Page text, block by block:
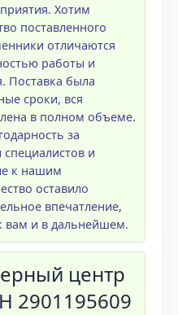
Хотим
поставленного
отличаются
работы и
Поставка была
сроки, вся
в полном объеме.
за
и
к нашим
оставило
впечатление,
вам и в дальнейшем.
центр
2901195609